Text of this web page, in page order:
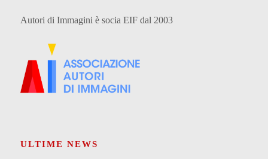
Autori di Immagini è socia EIF dal 2003
ULTIME NEWS